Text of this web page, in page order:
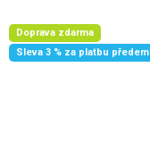
Doprava zdarma
Sleva 3 % za platbu předem